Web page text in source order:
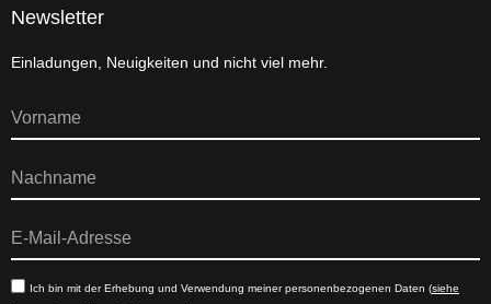
Newsletter
Einladungen, Neuigkeiten und nicht viel mehr.
Ich bin mit der Erhebung und Verwendung meiner personenbezogenen Daten (siehe